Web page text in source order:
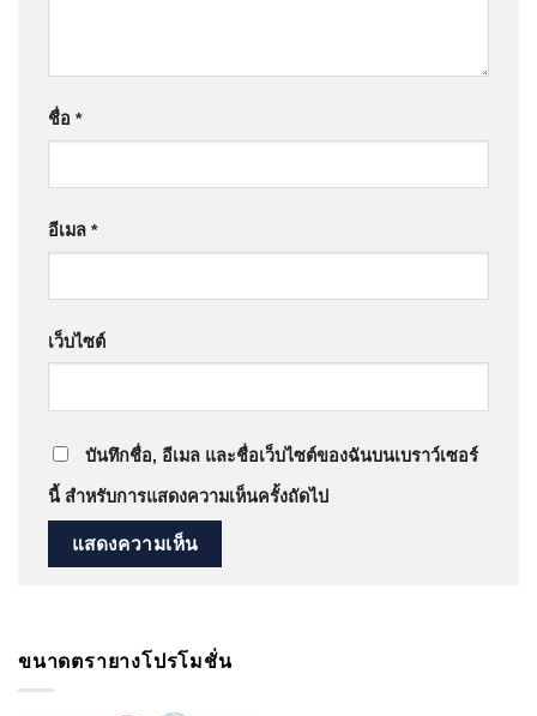
ชื่อ *
อีเมล *
เว็บไซต์
บันทึกชื่อ, อีเมล และชื่อเว็บไซต์ของฉันบนเบราว์เซอร์
นี้ สำหรับการแสดงความเห็นครั้งถัดไป
ขนาดตรายางโปรโมชั่น